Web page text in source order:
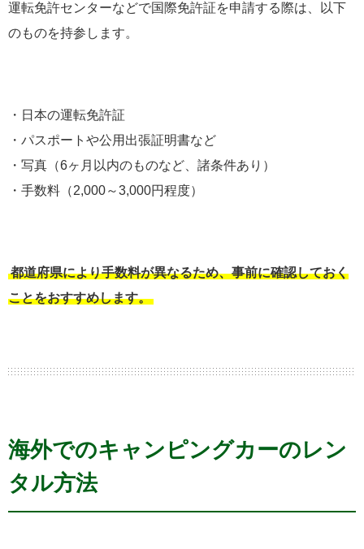
運転免許センターなどで国際免許証を申請する際は、以下
のものを持参します。
・日本の運転免許証
・パスポートや公用出張証明書など
・写真（6ヶ月以内のものなど、諸条件あり）
・手数料（2,000～3,000円程度）
都道府県により手数料が異なるため、事前に確認しておく
ことをおすすめします。
海外でのキャンピングカーのレン
タル方法